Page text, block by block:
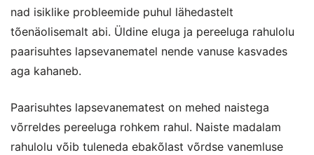
nad isiklike probleemide puhul lähedastelt
tõenäolisemalt abi. Üldine eluga ja pereeluga rahulolu
paarisuhtes lapsevanematel nende vanuse kasvades
aga kahaneb.
Paarisuhtes lapsevanematest on mehed naistega
võrreldes pereeluga rohkem rahul. Naiste madalam
rahulolu võib tuleneda ebakõlast võrdse vanemluse